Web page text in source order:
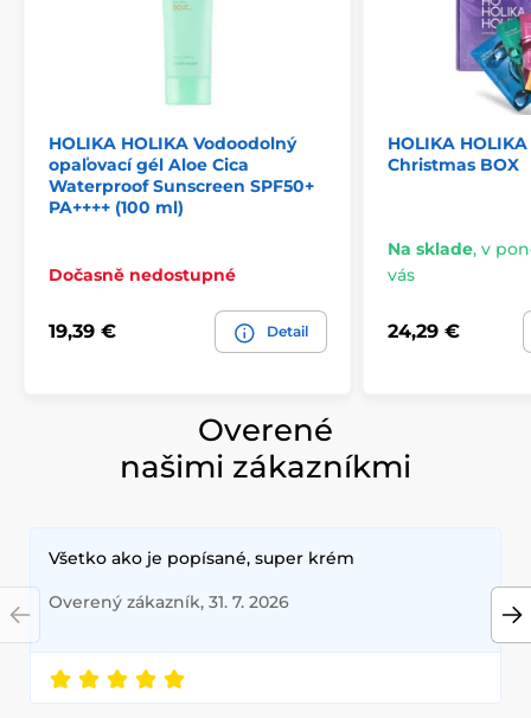
HOLIKA HOLIKA Vodoodolný
opaľovací gél Aloe Cica
Waterproof Sunscreen SPF50+
PA++++ (100 ml)
Dočasně nedostupné
19,39 € Detail
HOLIKA
Christmas BOX
Na sklade, v
vás
24,29 €
Overené
našimi zákazníkmi
Všetko ako je popísané, super krém
Overený zákazník, 31. 7. 2026